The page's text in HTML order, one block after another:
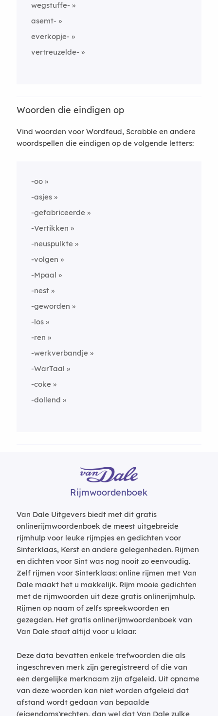
wegstuffe-
asemt-
everkopje-
vertreuzelde-
Woorden die eindigen op
Vind woorden voor Wordfeud, Scrabble en andere
woordspellen die eindigen op de volgende letters:
-oo
-asjes
-gefabriceerde
-Vertikken
-neuspulkte
-volgen
-Mpaal
-nest
-geworden
-los
-ren
-werkverbandje
-WarTaal
-coke
-dollend
Rijmwoordenboek
Van Dale Uitgevers biedt met dit gratis
onlinerijmwoordenboek de meest uitgebreide
rijmhulp voor leuke rijmpjes en gedichten voor
Sinterklaas, Kerst en andere gelegenheden. Rijmen
en dichten voor Sint was nog nooit zo eenvoudig.
Zelf rijmen voor Sinterklaas: online rijmen met Van
Dale maakt het u makkelijk. Rijm mooie gedichten
met de rijmwoorden uit deze gratis onlinerijmhulp.
Rijmen op naam of zelfs spreekwoorden en
gezegden. Het gratis onlinerijmwoordenboek van
Van Dale staat altijd voor u klaar.
Deze data bevatten enkele trefwoorden die als
ingeschreven merk zijn geregistreerd of die van
een dergelijke merknaam zijn afgeleid. Uit opname
van deze woorden kan niet worden afgeleid dat
afstand wordt gedaan van bepaalde
(eigendoms)rechten, dan wel dat Van Dale zulke